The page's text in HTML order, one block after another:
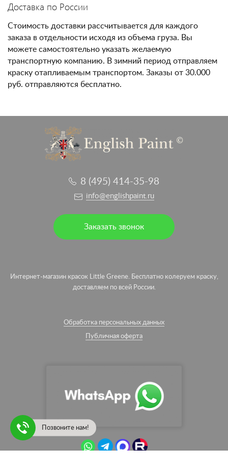
Доставка по России
Стоимость доставки рассчитывается для каждого
заказа в отдельности исходя из объема груза. Вы
можете самостоятельно указать желаемую
транспортную компанию. В зимний период отправляем
краску отапливаемым транспортом. Заказы от 30.000
руб. отправляются бесплатно.
8 (495) 414-35-98
info@englishpaint.ru
Заказать звонок
Интернет-магазин красок Little Greene. Бесплатно колеруем краску,
доставляем по всей России.
Обработка персональных данных
Публичная оферта
Позвоните нам!